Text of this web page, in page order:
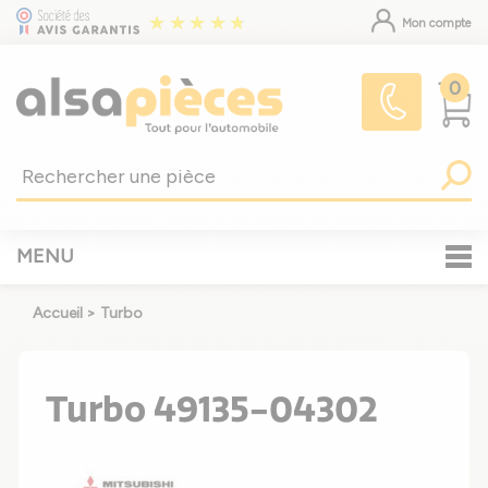
Mon compte
0
MENU
Accueil > Turbo
Turbo 49135-04302